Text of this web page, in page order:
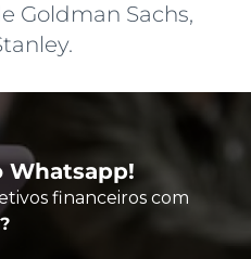
Goldman Sachs,
Whatsapp!
financeiros com